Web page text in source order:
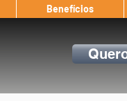
Benefícios